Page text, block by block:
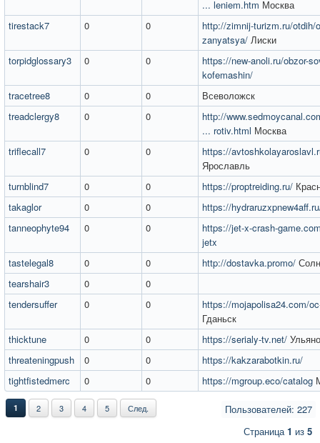
... leniem.htm Москва
tirestack7
0 0
http://zimnij-turizm.ru/otdih/
zanyatsya/ Лиски
torpidglossary3
0 0
https://new-anoli.ru/obzor-
kofemashin/
tracetree8
0 0
Всеволожск
treadclergy8
0 0
http://
... rotiv.html Москва
triflecall7
0 0
https://
Ярославль
turnblind7
0 0 https://proptreiding.ru/
takaglor
0 0
https://
tanneophyte94
0 0
https://jet-x-crash-
jetx
tastelegal8
0 0 http://dostavka.promo/
tearshair3
0
0
tendersuffer
0 0
https://mojapolisa24.com/
Гданьск
thicktune
0 0 https://serialy-tv.net/
threateningpush
0 0
https://kakzarabotkin.ru/
tightfistedmerc
0 0 https://mgroup.eco/catalog
Пользователей: 227
1 2 3 4 5 След.
Страница1 из 5